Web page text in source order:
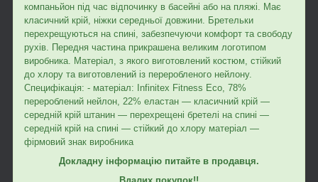
компаньйон під час відпочинку в басейні або на пляжі. Має
класичний крій, ніжки середньої довжини. Бретельки
перехрещуються на спині, забезпечуючи комфорт та свободу
рухів. Передня частина прикрашена великим логотипом
виробника. Матеріал, з якого виготовлений костюм, стійкий
до хлору та виготовлений із переробленого нейлону.
Специфікація: - матеріал: Infinitex Fitness Eco, 78%
перероблений нейлон, 22% еластан — класичний крій —
середній крій штанин — перехрещені бретелі на спині —
середній крій на спині — стійкий до хлору матеріал —
фірмовий знак виробника
Докладну інформацію питайте в продавця.